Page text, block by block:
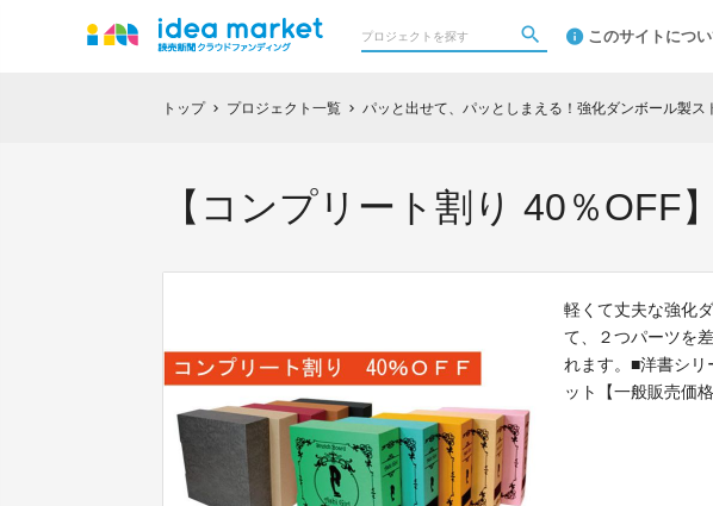
このサイトにつ
トップ chevron_right プロジェクト一覧 chevron_right パッと出せて、パッとしまえる！強化ダンボール製ス
【コンプリート割り 40％OFF
軽くて丈夫な強化
て、２つパーツを
れます。■洋書シリ
ット【一般販売価